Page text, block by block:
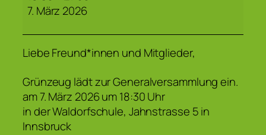
7. März 2026
Liebe Freund*innen und Mitglieder,
Grünzeug lädt zur Generalversammlung ein.
am 7. März 2026 um 18:30 Uhr
in der Waldorfschule, Jahnstrasse 5 in
Innsbruck